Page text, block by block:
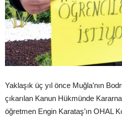
Yaklaşık üç yıl önce Muğla’nın
çıkarılan Kanun Hükmünde
öğretmen Engin Karataş’ın OHAL